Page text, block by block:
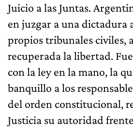
Juicio a las Juntas.
en juzgar a una dictadura
propios tribunales civiles,
recuperada la libertad.
con la ley en la mano, la
banquillo a los
del orden constitucional,
Justicia su autoridad